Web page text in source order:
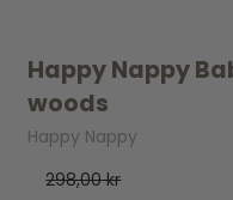
Happy Nappy
woods
Happy Nappy
298,00 kr